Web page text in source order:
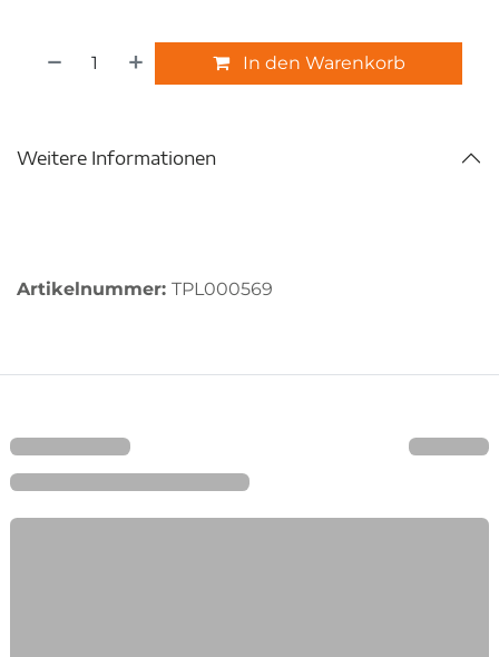
In den Warenkorb
Weitere Informationen
Artikelnummer: TPL000569